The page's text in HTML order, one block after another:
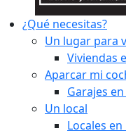
¿Qué necesitas?
Un lugar para
Viviendas
Aparcar mi
Garajes
Un local
Locales